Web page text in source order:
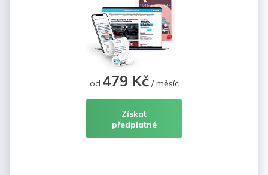
od 479 Kč/ měsíc
Získat
předplatné